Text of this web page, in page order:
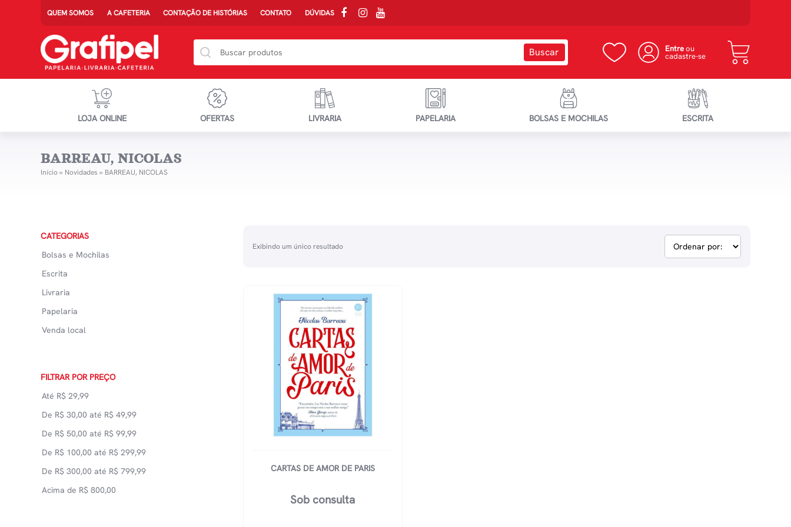
QUEM SOMOS A CAFETERIA CONTAÇÃO DE HISTÓRIAS CONTATO DÚVIDAS
Entreou
cadastre-se
LOJA ONLINE OFERTAS LIVRARIA PAPELARIA BOLSAS E MOCHILAS ESCRITA
BARREAU, NICOLAS
Início» Novidades » BARREAU, NICOLAS
CATEGORIAS
Bolsas e Mochilas
Escrita
Livraria
Papelaria
Venda local
FILTRAR POR PREÇO
Até R$ 29,99
De R$ 30,00 até R$ 49,99
De R$ 50,00 até R$ 99,99
De R$ 100,00 até R$ 299,99
De R$ 300,00 até R$ 799,99
Acima de R$ 800,00
Exibindo um único resultado
CARTAS DE AMOR DE PARIS
Sob consulta